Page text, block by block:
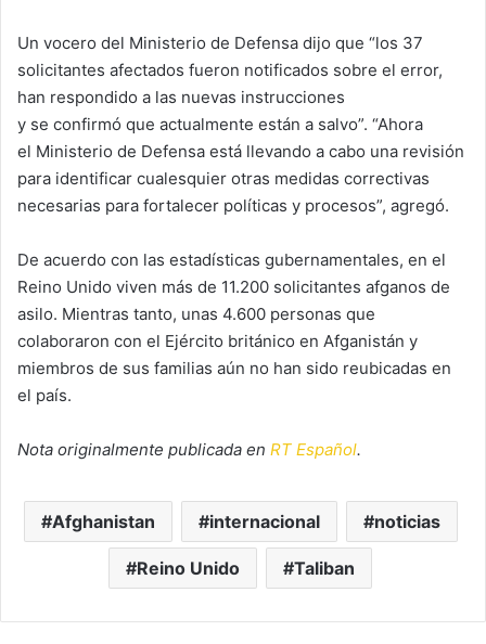
Un vocero del Ministerio de Defensa dijo que “los 37
solicitantes afectados fueron notificados sobre el error,
han respondido a las nuevas instrucciones
y se confirmó que actualmente están a salvo”. “Ahora
el Ministerio de Defensa está llevando a cabo una revisión
para identificar cualesquier otras medidas correctivas
necesarias para fortalecer políticas y procesos”, agregó.
De acuerdo con las estadísticas gubernamentales, en el
Reino Unido viven más de 11.200 solicitantes afganos de
asilo. Mientras tanto, unas 4.600 personas que
colaboraron con el Ejército británico en Afganistán y
miembros de sus familias aún no han sido reubicadas en
el país.
Nota originalmente publicada en RT Español.
Afghanistan internacional noticias
Reino Unido Taliban